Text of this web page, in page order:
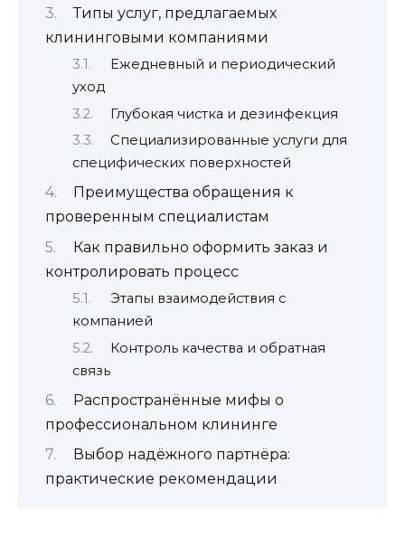
Типы услуг, предлагаемых
клининговыми компаниями
Ежедневный и периодический
уход
Глубокая чистка и дезинфекция
Специализированные услуги для
специфических поверхностей
Преимущества обращения к
проверенным специалистам
Как правильно оформить заказ и
контролировать процесс
Этапы взаимодействия с
компанией
Контроль качества и обратная
связь
Распространённые мифы о
профессиональном клининге
Выбор надёжного партнёра:
практические рекомендации